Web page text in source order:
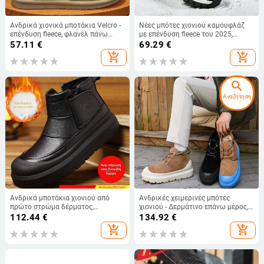
Ανδρικά χιονικά μποτάκια Velcro -
επένδυση fleece, φλανέλ πάνω
μέρος, αντιολισθητική εξωτερική
σόλα από καουτσούκ, injection-
molded σόλα
57.11 €
add_shopping_cart
Νέες μπότες χιονιού καμουφλάζ
με επένδυση fleece του 2025,
αντιολισθητικά, ψηλοτάκουνα
διασυνοριακές, ζεστές μπότες για
69.29 €
add_shopping_cart
Ανδρικά μποτάκια χιονιού από
πρώτο στρώμα δέρματος,
επένδυση με γούνα, πλευρικό
φερμουάρ, σόλα καουτσούκ με
αντιολισθητική επιφάνεια
112.44 €
add_shopping_cart
Ανδρικές χειμερινές μπότες
χιονιού - Δερμάτινο επάνω μέρος,
εσωτερικό από μαλλί προβάτων,
EVA σόλα, στρογγυλό δάχτυλο, 3–
5 cm ύψος ανύψωσης
134.92 €
add_shopping_cart
search
Αναζήτηση